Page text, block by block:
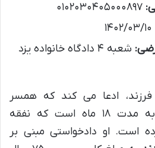
شعبه ۴ دادگاه خانواده یزد
ادعا می کند که همسر
سابقش، آقای ن.ف.، به مدت ۱۸ ماه است که نفقه
است. او دادخواستی مبنی بر